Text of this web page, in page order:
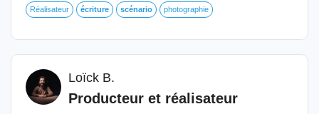
Réalisateur écriture scénario photographie
Loïck B.
Producteur et réalisateur